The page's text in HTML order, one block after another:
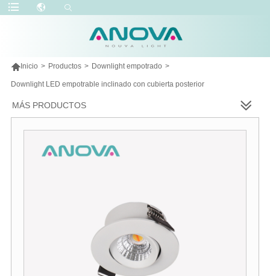
Inicio > Productos > Downlight empotrado >
Downlight LED empotrable inclinado con cubierta posterior
MÁS PRODUCTOS